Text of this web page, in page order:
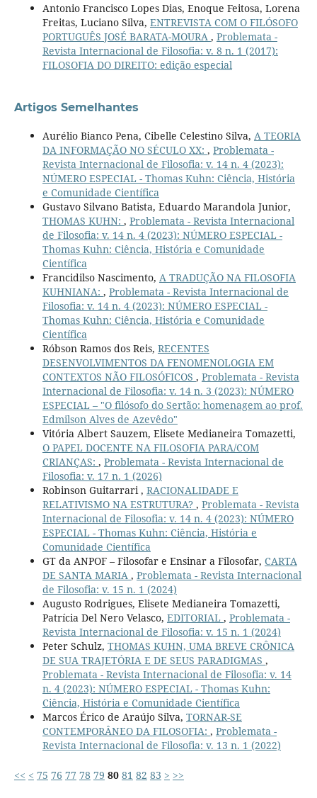
Antonio Francisco Lopes Dias, Enoque Feitosa, Lorena
Freitas, Luciano Silva, ENTREVISTA COM O FILÓSOFO
PORTUGUÊS JOSÉ BARATA-MOURA , Problemata -
Revista Internacional de Filosofia: v. 8 n. 1 (2017):
FILOSOFIA DO DIREITO: edição especial
Artigos Semelhantes
Aurélio Bianco Pena, Cibelle Celestino Silva, A TEORIA
DA INFORMAÇÃO NO SÉCULO XX: , Problemata -
Revista Internacional de Filosofia: v. 14 n. 4 (2023):
NÚMERO ESPECIAL - Thomas Kuhn: Ciência, História
e Comunidade Científica
Gustavo Silvano Batista, Eduardo Marandola Junior,
THOMAS KUHN: , Problemata - Revista Internacional
de Filosofia: v. 14 n. 4 (2023): NÚMERO ESPECIAL -
Thomas Kuhn: Ciência, História e Comunidade
Científica
Francidilso Nascimento, A TRADUÇÃO NA FILOSOFIA
KUHNIANA: , Problemata - Revista Internacional de
Filosofia: v. 14 n. 4 (2023): NÚMERO ESPECIAL -
Thomas Kuhn: Ciência, História e Comunidade
Científica
Róbson Ramos dos Reis, RECENTES
DESENVOLVIMENTOS DA FENOMENOLOGIA EM
CONTEXTOS NÃO FILOSÓFICOS , Problemata - Revista
Internacional de Filosofia: v. 14 n. 3 (2023): NÚMERO
ESPECIAL – "O filósofo do Sertão: homenagem ao prof.
Edmilson Alves de Azevêdo"
Vitória Albert Sauzem, Elisete Medianeira Tomazetti,
O PAPEL DOCENTE NA FILOSOFIA PARA/COM
CRIANÇAS: , Problemata - Revista Internacional de
Filosofia: v. 17 n. 1 (2026)
Robinson Guitarrari , RACIONALIDADE E
RELATIVISMO NA ESTRUTURA? , Problemata - Revista
Internacional de Filosofia: v. 14 n. 4 (2023): NÚMERO
ESPECIAL - Thomas Kuhn: Ciência, História e
Comunidade Científica
GT da ANPOF – Filosofar e Ensinar a Filosofar, CARTA
DE SANTA MARIA , Problemata - Revista Internacional
de Filosofia: v. 15 n. 1 (2024)
Augusto Rodrigues, Elisete Medianeira Tomazetti,
Patrícia Del Nero Velasco, EDITORIAL , Problemata -
Revista Internacional de Filosofia: v. 15 n. 1 (2024)
Peter Schulz, THOMAS KUHN, UMA BREVE CRÔNICA
DE SUA TRAJETÓRIA E DE SEUS PARADIGMAS ,
Problemata - Revista Internacional de Filosofia: v. 14
n. 4 (2023): NÚMERO ESPECIAL - Thomas Kuhn:
Ciência, História e Comunidade Científica
Marcos Érico de Araújo Silva, TORNAR-SE
CONTEMPORÂNEO DA FILOSOFIA: , Problemata -
Revista Internacional de Filosofia: v. 13 n. 1 (2022)
<< < 75 76 77 78 79 80 81 82 83 > >>